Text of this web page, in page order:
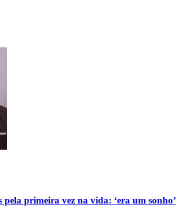
primeira vez na vida: ‘era um sonho’